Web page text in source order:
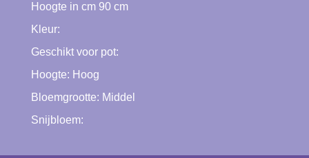
Hoogte in cm 90cm
Kleur:
Geschikt voor pot:
Hoogte: Hoog
Bloemgrootte: Middel
Snijbloem: